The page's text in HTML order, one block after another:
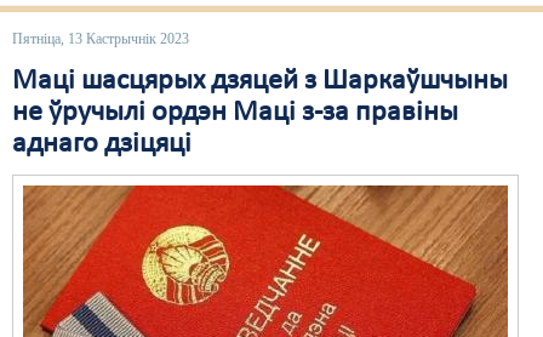
Пятніца, 13 Кастрычнік 2023
Маці шасцярых дзяцей з Шаркаўшчыны
не ўручылі ордэн Маці з-за правіны
аднаго дзіцяці